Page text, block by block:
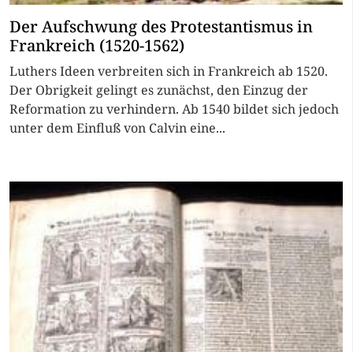
Der Aufschwung des Protestantismus in
Frankreich (1520-1562)
Luthers Ideen verbreiten sich in Frankreich ab 1520.
Der Obrigkeit gelingt es zunächst, den Einzug der
Reformation zu verhindern. Ab 1540 bildet sich jedoch
unter dem Einfluß von Calvin eine...